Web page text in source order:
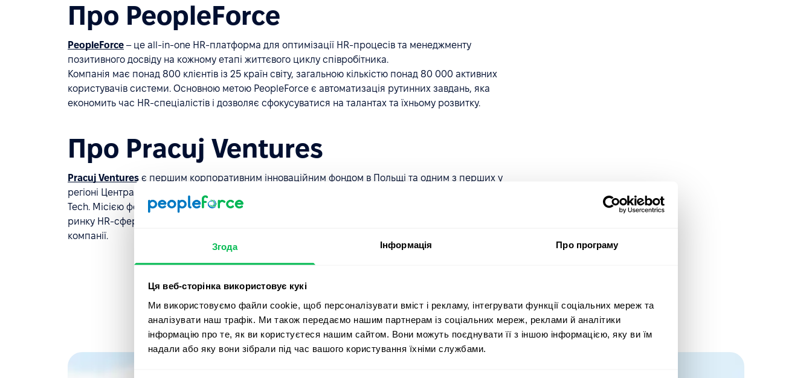
Згода Інформація Про програму
Ця веб-сторінка використовує кукі
Ми використовуємо файли cookie, щоб персоналізувати вміст і рекламу, інтегрувати функції соціальних мереж та
аналізувати наш трафік. Ми також передаємо нашим партнерам із соціальних мереж, реклами й аналітики
інформацію про те, як ви користуєтеся нашим сайтом. Вони можуть поєднувати її з іншою інформацією, яку ви їм
надали або яку вони зібрали під час вашого користування їхніми службами.
Про PeopleForce
PeopleForce – це all-in-one HR-платформа для оптимізації HR-процесів та менеджменту
позитивного досвіду на кожному етапі життєвого циклу співробітника.
Компанія має понад 800 клієнтів із 25 країн світу, загальною кількістю понад 80 000 активних
користувачів системи. Основною метою PeopleForce є автоматизація рутинних завдань, яка
економить час HR-спеціалістів і дозволяє сфокусуватися на талантах та їхньому розвитку.
Про Pracuj Ventures
Pracuj Ventures є першим корпоративним інноваційним фондом в Польщі та одним з перших у
регіоні Центральної та Східної Європи. Він спеціалізується на інвестуванні в області HR Tech та EDU
Tech. Місією фонду є підтримка інноваційних та масштабованих проектів, що задіяні на цифровому
ринку HR-сфери. 40 тисяч клієнтів із 40 країн активно використовують продукти та послуги
компанії.